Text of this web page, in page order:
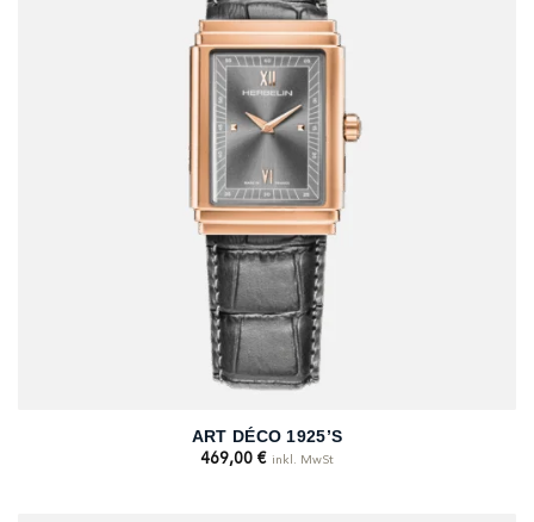
ART DÉCO 1925’S
469,00 € inkl. MwSt